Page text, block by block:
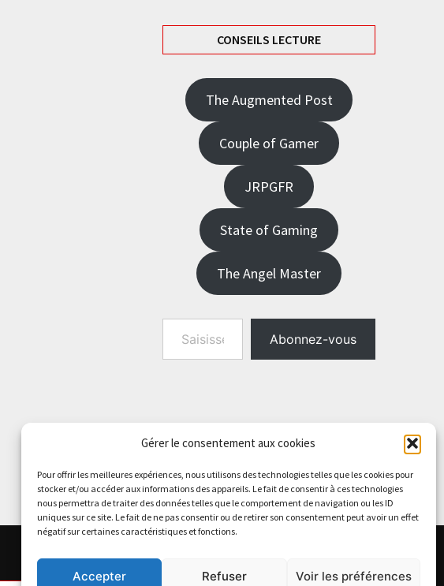
Gérer le consentement aux cookies
Pour offrir les meilleures expériences, nous utilisons des technologies telles que les cookies pour
stocker et/ou accéder aux informations des appareils. Le fait de consentir à ces technologies
nous permettra de traiter des données telles que le comportement de navigation ou les ID
uniques sur ce site. Le fait de ne pas consentir ou de retirer son consentement peut avoir un effet
négatif sur certaines caractéristiques et fonctions.
Accepter Refuser Voir les préférences
CONSEILS LECTURE
The Augmented Post
Couple of Gamer
JRPGFR
State of Gaming
The Angel Master
Saisissez votre adresse e-mail…
Abonnez-vous